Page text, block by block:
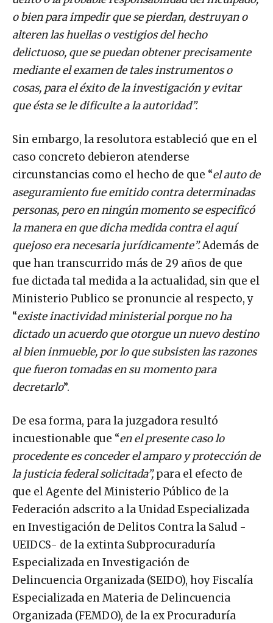
o bien para impedir que se pierdan, destruyan o
alteren las huellas o vestigios del hecho
delictuoso, que se puedan obtener precisamente
mediante el examen de tales instrumentos o
cosas, para el éxito de la investigación y evitar
que ésta se le dificulte a la autoridad”.
Sin embargo, la resolutora estableció que en el
caso concreto debieron atenderse
circunstancias como el hecho de que “el auto de
aseguramiento fue emitido contra determinadas
personas, pero en ningún momento se especificó
la manera en que dicha medida contra el aquí
quejoso era necesaria jurídicamente”.Además de
que han transcurrido más de 29 años de que
fue dictada tal medida a la actualidad, sin que el
Ministerio Publico se pronuncie al respecto, y
“existe inactividad ministerial porque no ha
dictado un acuerdo que otorgue un nuevo destino
al bien inmueble, por lo que subsisten las razones
que fueron tomadas en su momento para
decretarlo”.
De esa forma, para la juzgadora resultó
incuestionable que “en el presente caso lo
procedente es conceder el amparo y protección de
la justicia federal solicitada”,para el efecto de
que el Agente del Ministerio Público de la
Federación adscrito a la Unidad Especializada
en Investigación de Delitos Contra la Salud -
UEIDCS- de la extinta Subprocuraduría
Especializada en Investigación de
Delincuencia Organizada (SEIDO), hoy Fiscalía
Especializada en Materia de Delincuencia
Organizada (FEMDO), de la ex Procuraduría